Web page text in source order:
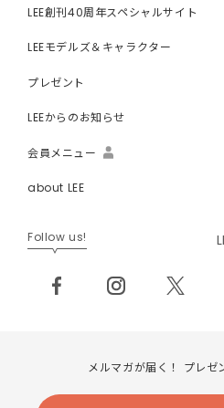
LEE創刊40周年スペシャルサイト
LEEモデルズ＆キャラクター
プレゼント
LEEからのお知らせ
会員メニュー
about LEE
Follow us!
メルマガが届く！ プレゼ